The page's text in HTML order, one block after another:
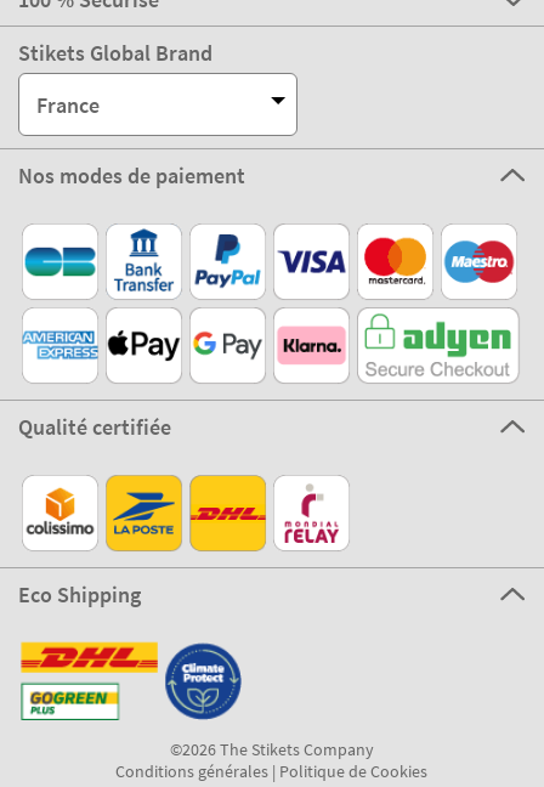
Stikets Global Brand
France
Nos modes de paiement
Qualité certifiée
Eco Shipping
©2026 The Stikets Company
Conditions générales | Politique de Cookies